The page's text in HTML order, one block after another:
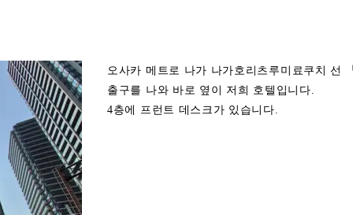
오사카 메트로 나가 나가호리츠루미료쿠치 선
출구를 나와 바로 옆이 저희 호텔입니다.
4층에 프런트 데스크가 있습니다.